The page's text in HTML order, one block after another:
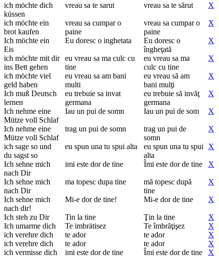
ich möchte dich
küssen
vreau sa te sarut vreau sa te sărut X
ich möchte ein
brot kaufen
vreau sa cumpar o
paine
vreau sa cumpar o
paine
X
Ich möchte ein
Eis
Eu doresc o inghetata
Eu doresc o
îngheţată
X
ich möchte mit dir
ins Bett gehen
eu vreau sa ma culc cu
tine
eu vreau sa ma
culc cu tine
X
ich möchte viel
geld haben
eu vreau sa am bani
multi
eu vreau să am
bani mulţi
X
Ich muß Deutsch
lernen
eu trebuie sa invat
germana
eu trebuie să invăţ
germana
X
Ich nehme eine
Mütze voll Schlaf
Iau un pui de somn Iau un pui de som X
Ich nehme eine
Mütze voll Schlaf
trag un pui de somn
trag un pui de
somn
X
ich sage so und
du sagst so
eu spun una tu spui alta
eu spun una tu spui
alta
X
Ich sehne mich
nach Dir
imi este dor de tine Îmi este dor de tine X
Ich sehne mich
nach Dir
ma topesc dupa tine
mă topesc după
tine
X
Ich sehne mich
nach dir!
Mi-e dor de tine! Mi-e dor de tine X
Ich steh zu Dir Tin la tine Ţin la tine
X
Ich umarme dich
Te imbrätisez Te îmbrăţişez
X
ich verehre dich
te ador te ador
X
ich verehre dich
te ador te ador
X
ich vermisse dich
imi este dor de tine Îmi este dor de tine
X